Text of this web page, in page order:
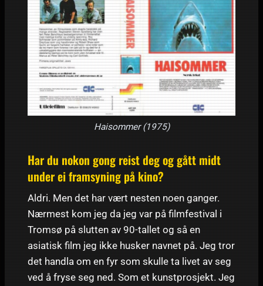
Haisommer (1975)
Har du nokon gong reist deg og gått midt
under ei framsyning på kino?
Aldri. Men det har vært nesten noen ganger.
Nærmest kom jeg da jeg var på filmfestival i
Tromsø på slutten av 90-tallet og så en
asiatisk film jeg ikke husker navnet på. Jeg tror
det handla om en fyr som skulle ta livet av seg
ved å fryse seg ned. Som et kunstprosjekt. Jeg